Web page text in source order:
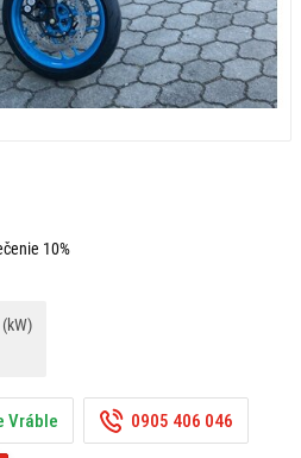
10%
Vráble 0905 406 046